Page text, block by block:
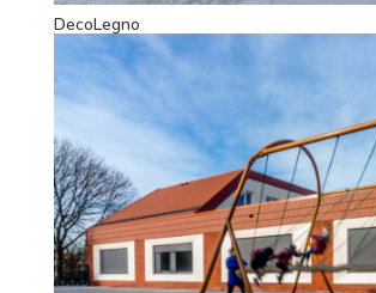
DecoLegno